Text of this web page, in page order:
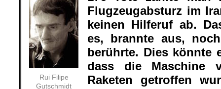
Rui Filipe
Gutschmidt
Flugzeugabsturz im
keinen Hilferuf ab.
es, brannte aus,
berührte. Dies könnte
dass die Maschine
Raketen getroffen